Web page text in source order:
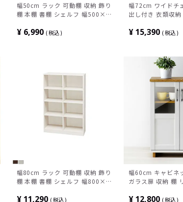
幅50cm ラック 可動棚 収納 飾り
棚 本棚 書棚 シェルフ 幅500×奥
¥ 6,990 税込
幅72cm ワイドチ
出し付き 衣類収納
¥ 15,390 税込
幅80cm ラック 可動棚 収納 飾り
棚 本棚 書棚 シェルフ 幅800×奥
¥ 11,290 税込
幅60cm キャビネ
ガラス扉 収納 棚
ッチン収納 カップ
¥ 12,800 税込